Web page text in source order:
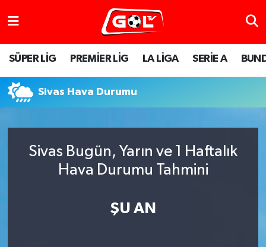
SÜPER LİG PREMİER LİG LA LİGA SERİE A
Sivas Hava Durumu
Sivas Bugün, Yarın ve 1 Haftalık
Hava Durumu Tahmini
ŞU AN